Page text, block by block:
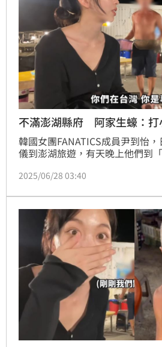
不滿澎湖縣府 阿家生蠔：打
韓國女團FANATICS成員尹到怡
儀到澎湖旅遊，有天晚上他們到
發熱論。澎湖縣政府查出該店未
此，阿家生蠔的老闆不滿縣府「
度強硬不辦理營業登記，並嗆聲
2025/06/28 03:40